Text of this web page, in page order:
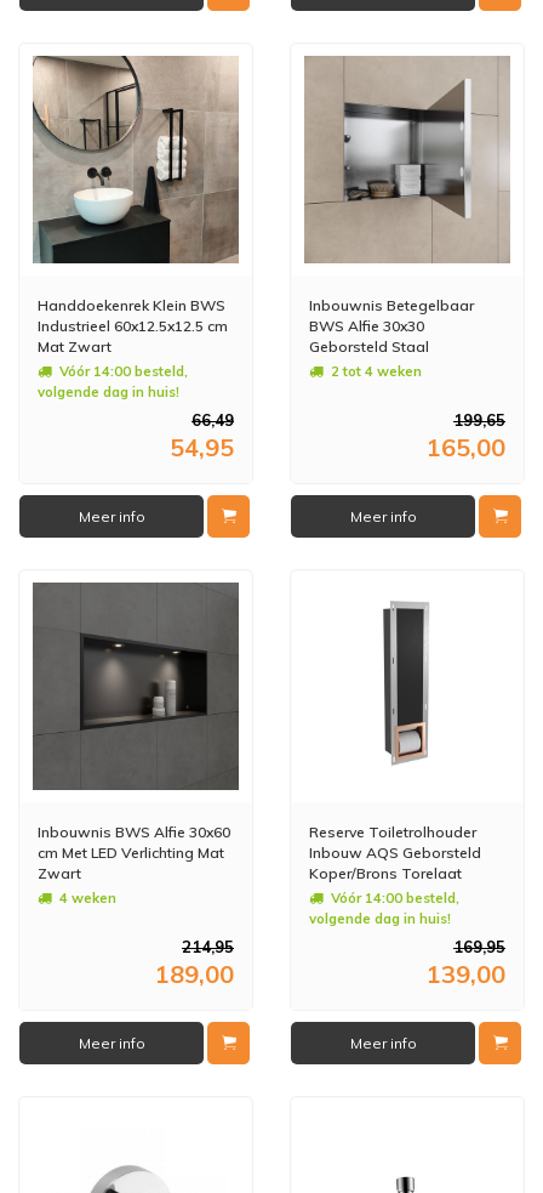
Handdoekenrek Klein BWS
Industrieel 60x12.5x12.5 cm
Mat Zwart
Vóór 14:00 besteld,
volgende dag in huis!
66,49
54,95
Meer info
Inbouwnis Betegelbaar
BWS Alfie 30x30
Geborsteld Staal
2 tot 4 weken
199,65
165,00
Meer info
Inbouwnis BWS Alfie 30x60
cm Met LED Verlichting Mat
Zwart
4 weken
214,95
189,00
Meer info
Reserve Toiletrolhouder
Inbouw AQS Geborsteld
Koper/Brons Torelaat
Vóór 14:00 besteld,
volgende dag in huis!
169,95
139,00
Meer info